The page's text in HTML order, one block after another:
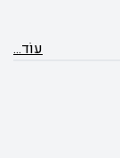
עוֹד...